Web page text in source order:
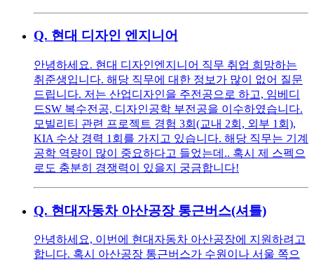
Q. 현대 디자인 엔지니어
안녕하세요. 현대 디자인엔지니어 직무 취업 희망하는
취준생입니다. 해당 직무에 대한 정보가 많이 없어 질문
드립니다. 저는 산업디자인을 주전공으로 하고, 임베디
드SW 복수전공, 디자인공학 부전공을 이수하였습니다.
모빌리티 관련 프로젝트 경험 3회(교내 2회, 외부 1회),
KIA 수상 경력 1회를 가지고 있습니다. 해당 직무는 기계
공학 역량이 많이 중요하다고 들었는데.. 혹시 제 스펙으
로도 충분히 경쟁력이 있을지 궁금합니다!
Q. 현대자동차 아산공장 통근버스(셔틀)
안녕하세요, 이번에 현대자동차 아산공장에 지원하려고
합니다. 혹시 아산공장 통근버스가 수원이나 서울 쪽으